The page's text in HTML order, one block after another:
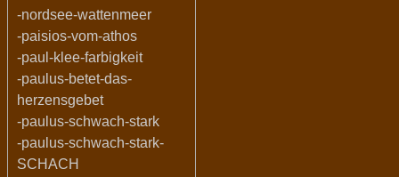
-nordsee-wattenmeer
-paisios-vom-athos
-paul-klee-farbigkeit
-paulus-betet-das-
herzensgebet
-paulus-schwach-stark
-paulus-schwach-stark-
SCHACH